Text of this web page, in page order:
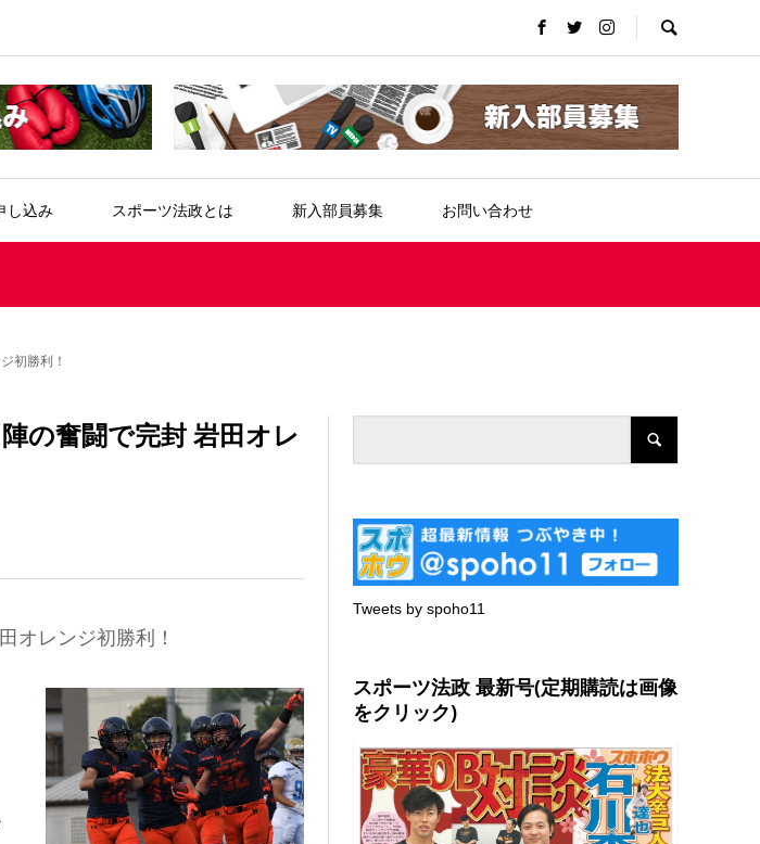
し込み スポーツ法政とは 新入部員募集 お問い合わせ
初勝利！
の奮闘で完封 岩田オレ
オレンジ初勝利！
Tweets by spoho11
スポーツ法政 最新号(定期購読は画像
をクリック)